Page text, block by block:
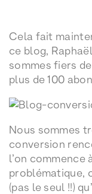
Cela fait
ce blog,
sommes fiers
plus de 100
Nous sommes
conversion
l’on commence
problématique,
(pas le seul !!)